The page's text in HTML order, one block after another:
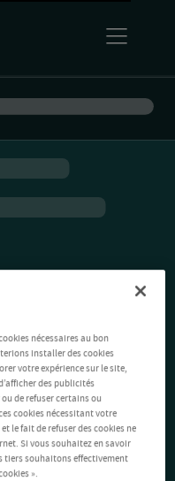
nécessaires au bon
installer des cookies
votre expérience sur le site,
des publicités
de refuser certains ou
cookies nécessitant votre
le fait de refuser des cookies ne
Si vous souhaitez en savoir
tiers souhaitons effectivement
».